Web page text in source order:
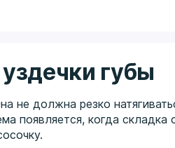
губы
не должна резко
появляется, когда складка